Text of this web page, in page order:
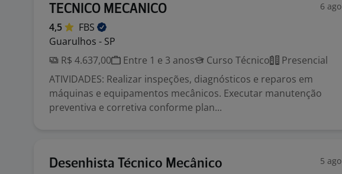
TECNICO MECANICO 6 ago
4,5
FBS
Guarulhos - SP
R$ 4.637,00
Entre 1 e 3 anos Curso Técnico
Presencial
ATIVIDADES: Realizar inspeções, diagnósticos e reparos em
máquinas e equipamentos mecânicos. Executar manutenção
preventiva e corretiva conforme plan...
Desenhista Técnico Mecânico 5 ago